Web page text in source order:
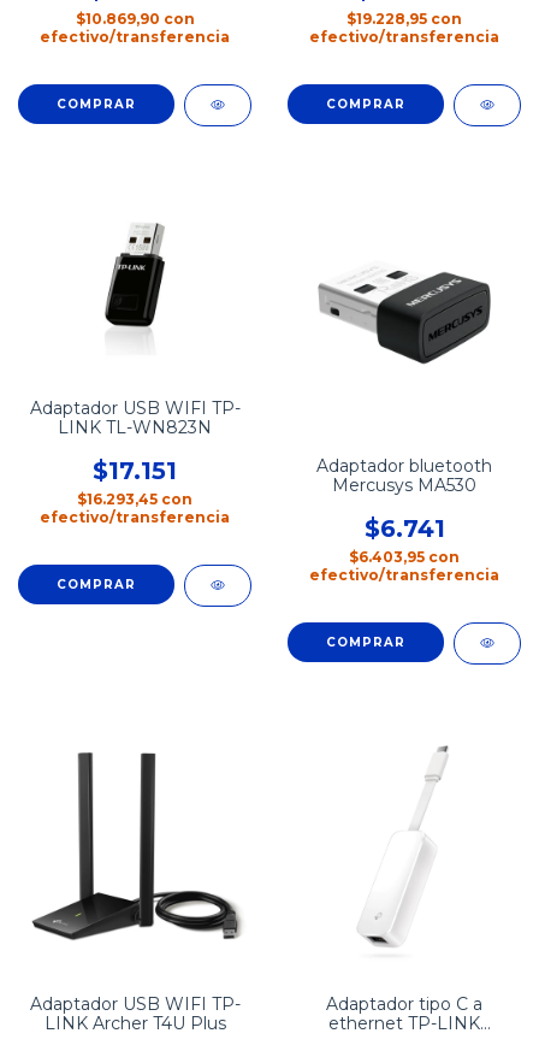
$10.869,90 con
efectivo/transferencia
$19.228,95 con
efectivo/transferencia
Adaptador USB WIFI TP-
LINK TL-WN823N
$17.151
$16.293,45 con
efectivo/transferencia
Adaptador bluetooth
Mercusys MA530
$6.741
$6.403,95 con
efectivo/transferencia
Adaptador USB WIFI TP-
LINK Archer T4U Plus
Adaptador tipo C a
ethernet TP-LINK